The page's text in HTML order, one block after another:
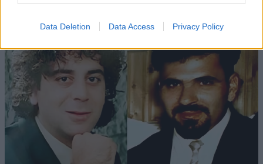
Data Deletion Data Access Privacy Policy